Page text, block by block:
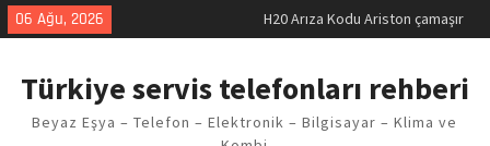
Skip
to
06 Ağu, 2026
H20 Arıza Kodu Ariston çamaşır
makinesi Sorunu
Arçelik buzdolabı F5 Hatası
Vaillant çamaşır makinesi E03
Türkiye servis telefonları rehberi
Beyaz Eşya – Telefon – Elektronik – Bilgisayar – Klima ve